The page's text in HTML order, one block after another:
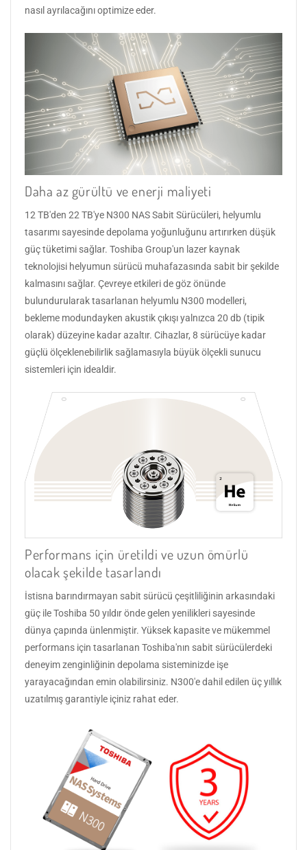
nasıl ayrılacağını optimize eder.
Daha az gürültü ve enerji maliyeti
12 TB'den 22 TB'ye N300 NAS Sabit Sürücüleri, helyumlu
tasarımı sayesinde depolama yoğunluğunu artırırken düşük
güç tüketimi sağlar. Toshiba Group'un lazer kaynak
teknolojisi helyumun sürücü muhafazasında sabit bir şekilde
kalmasını sağlar. Çevreye etkileri de göz önünde
bulundurularak tasarlanan helyumlu N300 modelleri,
bekleme modundayken akustik çıkışı yalnızca 20 db (tipik
olarak) düzeyine kadar azaltır. Cihazlar, 8 sürücüye kadar
güçlü ölçeklenebilirlik sağlamasıyla büyük ölçekli sunucu
sistemleri için idealdir.
Performans için üretildi ve uzun ömürlü
olacak şekilde tasarlandı
İstisna barındırmayan sabit sürücü çeşitliliğinin arkasındaki
güç ile Toshiba 50 yıldır önde gelen yenilikleri sayesinde
dünya çapında ünlenmiştir. Yüksek kapasite ve mükemmel
performans için tasarlanan Toshiba'nın sabit sürücülerdeki
deneyim zenginliğinin depolama sisteminizde işe
yarayacağından emin olabilirsiniz. N300'e dahil edilen üç yıllık
uzatılmış garantiyle içiniz rahat eder.